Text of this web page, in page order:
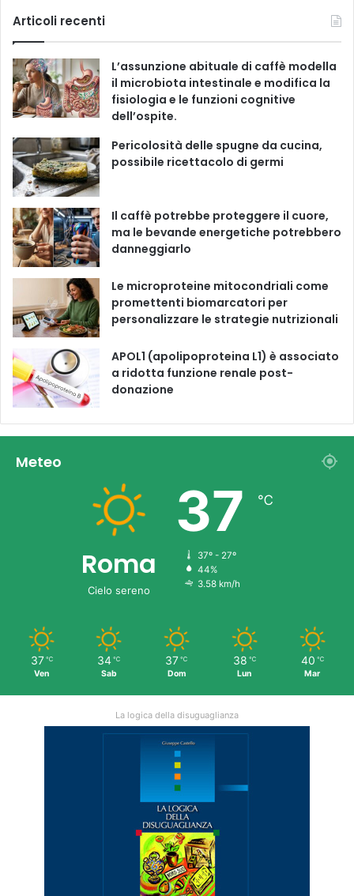
o
r
i
e
e
b
o
o
k
T
u
b
e
t
a
g
r
a
T
o
k
Articoli recenti
L’assunzione abituale di caffè modella
il microbiota intestinale e modifica la
fisiologia e le funzioni cognitive
dell’ospite.
Pericolosità delle spugne da cucina,
possibile ricettacolo di germi
Il caffè potrebbe proteggere il cuore,
ma le bevande energetiche potrebbero
danneggiarlo
Le microproteine ​​mitocondriali come
promettenti biomarcatori per
personalizzare le strategie nutrizionali
APOL1 (apolipoproteina L1) è associato
a ridotta funzione renale post-
donazione
Meteo
Roma
Cielo sereno
37 ℃
37º - 27º
44%
3.58 km/h
37 ℃
Ven
34 ℃
Sab
37 ℃
Dom
38 ℃
Lun
40 ℃
Mar
La logica della disuguaglianza